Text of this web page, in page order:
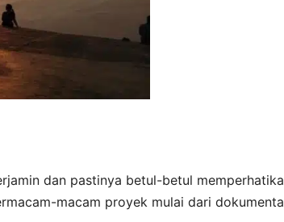
dan pastinya betul-betul
macam proyek mulai dari